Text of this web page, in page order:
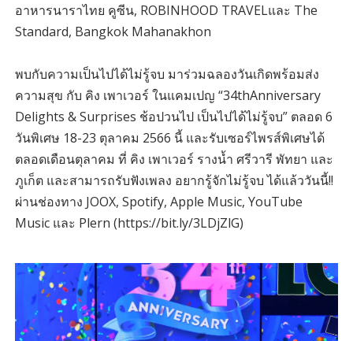
อาหารนาราไทย คูซีน, ROBINHOOD TRAVELและ The
Standard, Bangkok Mahanakhon
พบกับความเป็นไปได้ไม่รู้จบ มาร่วมฉลองวันเกิดพร้อมส่ง
ความสุข กับ คิง เพาเวอร์ ในแคมเปญ “34thAnniversary
Delights & Surprises ช้อปวนไป เป็นไปได้ไม่รู้จบ” ตลอด 6
วันพิเศษ 18-23 ตุลาคม 2566 นี้ และรับเซอร์ไพรส์พิเศษได้
ตลอดเดือนตุลาคม ที่ คิง เพาเวอร์ รางน้ำ ศรีวารี พัทยา และ
ภูเก็ต และสามารถรับฟังเพลง อยากรู้จักไม่รู้จบ ได้แล้ววันนี้!!
ผ่านช่องทาง JOOX, Spotify, Apple Music, YouTube
Music และ Plern (https://bit.ly/3LDjZlG)